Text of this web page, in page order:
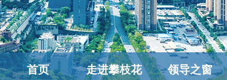
首页 走进攀枝花 领导之窗